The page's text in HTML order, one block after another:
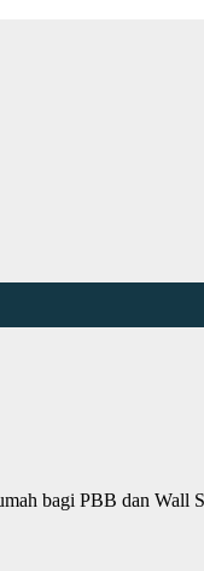
bagi PBB dan